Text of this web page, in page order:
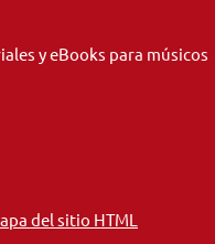
y eBooks para músicos
del sitio HTML